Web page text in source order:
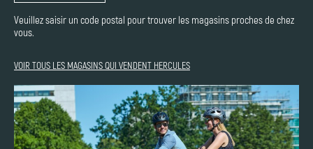
Veuillez saisir un code postal pour trouver les magasins proches de chez
vous.
VOIR TOUS LES MAGASINS QUI VENDENT HERCULES